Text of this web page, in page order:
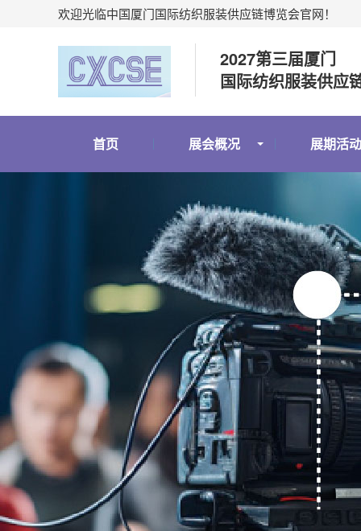
欢迎光临中国厦门国际纺织服装供应链博览会官网！
2027第三届厦门
国际纺织服装供应
首页 展会概况 展期活动